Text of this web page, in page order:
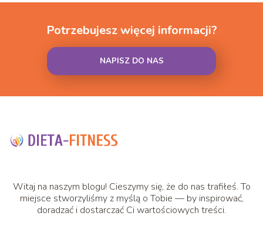
Potrzebujesz więcej informacji?
NAPISZ DO NAS
Witaj na naszym blogu! Cieszymy się, że do nas trafiłeś. To
miejsce stworzyliśmy z myślą o Tobie — by inspirować,
doradzać i dostarczać Ci wartościowych treści.